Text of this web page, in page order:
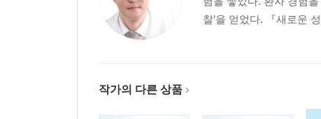
“나는 그냥 나의 길을 갈게.”｜인정하지 않으면 통제
사회적 꾸안꾸 BUPA“나, 뭐 좀 달라진 거 없어?”｜
편안한 원칙주의자 BUPI“튀지 않고 편안한 게 최고
순응형 현실주의자 BOPA“꾸미는 게 이렇게 재밌는
낙관적 자연주의자 BOPI“외모지상주의? 그건 내
찰’을 얻었다. 『새로운
작가의 다른 상품